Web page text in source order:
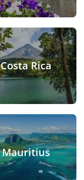
Costa Rica
Mauritius